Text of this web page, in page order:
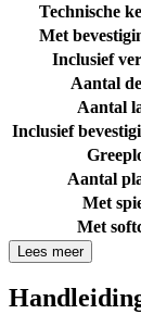
Technische
Met
Inclusief
Aantal
Aantal
Inclusief
Aantal
Met
Met
Lees meer